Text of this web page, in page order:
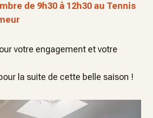
de 9h30 à 12h30 au Tennis
votre engagement et votre
la suite de cette belle saison !